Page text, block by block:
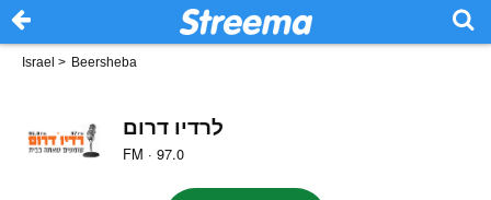
Israel > Beersheba
לרדיו דרום
FM · 97.0